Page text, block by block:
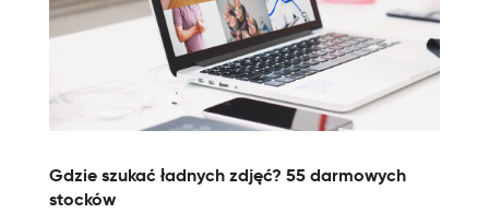
Gdzie szukać ładnych zdjęć? 55 darmowych
stocków